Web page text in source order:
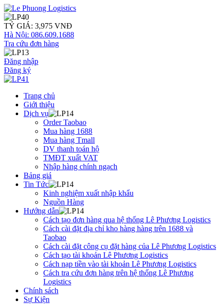
TỶ GIÁ: 3,975 VNĐ
Hà Nội: 086.609.1688
Tra cứu đơn hàng
Đăng nhập
Đăng ký
Trang chủ
Giới thiệu
Dịch vụ
Order Taobao
Mua hàng 1688
Mua hàng Tmall
DV thanh toán hộ
TMĐT xuất VAT
Nhập hàng chính ngạch
Bảng giá
Tin Tức
Kinh nghiệm xuất nhập khẩu
Nguồn Hàng
Hướng dẫn
Cách tạo đơn hàng qua hệ thống Lê Phương Logistics
Cách cài đặt địa chỉ kho hàng hàng trên 1688 và
Taobao
Cách cài đặt công cụ đặt hàng của Lê Phương Logistics
Cách tạo tài khoản Lê Phương Logistics
Cách nạp tiền vào tài khoản Lê Phương Logistics
Cách tra cứu đơn hàng trên hệ thống Lê Phương
Logistics
Chính sách
Sự Kiện